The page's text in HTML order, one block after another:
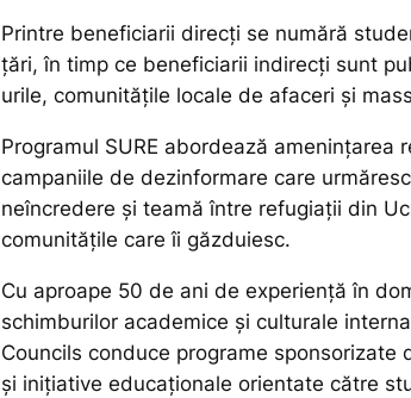
Printre beneficiarii direcți se numără
țări, în timp ce beneficiarii indirecți sunt
urile, comunitățile locale de afaceri și
Programul SURE abordează amenințarea
campaniile de dezinformare care
neîncredere și teamă între refugiații din
comunitățile care îi găzduiesc.
Cu aproape 50 de ani de experiență în
schimburilor academice și culturale
Councils conduce programe sponsorizate
și inițiative educaționale orientate către